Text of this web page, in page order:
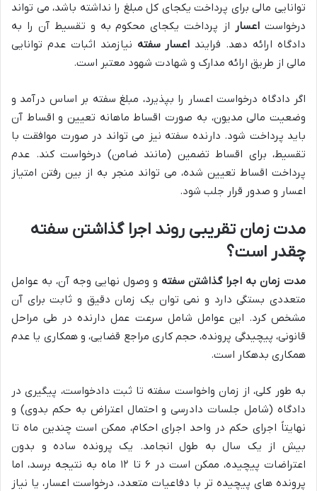
توانایی مالی برای پرداخت یکجای کل مبلغ را نداشته باشد، می تواند
درخواست اعسار از پرداخت یکجای محکوم به و تقسیط آن را به
دادگاه ارائه دهد. فرایند اعسار سفته نیازمند اثبات عدم توانایی
مالی از طریق ارائه مدارک و شهادت شهود معتبر است.
اگر دادگاه درخواست اعسار را بپذیرد، مبلغ سفته بر اساس درآمد و
وضعیت مالی مدیون، به صورت اقساط ماهانه تعیین و اقساط آن
باید پرداخت شود. دارنده سفته نیز می تواند در صورت موافقت با
تقسیط، برای اقساط تضمین (مانند ضامن) درخواست کند. عدم
پرداخت اقساط تعیین شده، می تواند منجر به از بین رفتن امتیاز
اعسار و صدور قرار جلب شود.
مدت زمان تقریبی روند اجرا گذاشتن سفته
چقدر است؟
مدت زمان به اجرا گذاشتن سفته و وصول نهایی وجه آن، به عوامل
متعددی بستگی دارد و نمی توان یک زمان دقیق و ثابت برای آن
مشخص کرد. این عوامل شامل سرعت عمل دارنده در طی مراحل
قانونی، پیچیدگی پرونده، حجم کاری مراجع قضایی، و همکاری یا عدم
همکاری بدهکار است.
به طور کلی، از زمان واخواست سفته تا ثبت دادخواست، پیگیری در
دادگاه (شامل جلسات دادرسی و احتمال اعتراض به حکم بدوی) و
نهایتاً اجرای حکم در واحد اجرای احکام، ممکن است چندین ماه تا
بیش از یک سال به طول انجامد. یک پرونده ساده و بدون
اعتراضات پیچیده، ممکن است در ۶ تا ۱۲ ماه به نتیجه برسد، اما
پرونده های پیچیده تر با دفاعیات متعدد، درخواست اعسار، یا نیاز